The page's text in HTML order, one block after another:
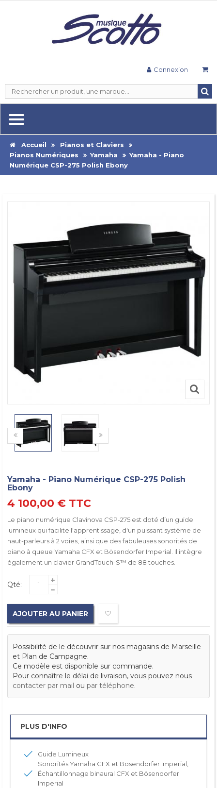
Connexion
Accueil
Pianos et Claviers
Pianos Numériques
Yamaha
Yamaha - Piano
Numérique CSP-275 Polish Ebony
Yamaha - Piano Numérique CSP-275 Polish
Ebony
4 100,00 € TTC
Le piano numérique Clavinova CSP-275 est doté d’un guide
lumineux qui facilite l'apprentissage, d'un puissant système de
haut-parleurs à 2 voies, ainsi que des fabuleuses sonorités de
piano à queue Yamaha CFX et Bösendorfer Imperial. Il intègre
également un clavier GrandTouch-S™ de 88 touches.
Qté:
AJOUTER AU PANIER
Possibilité de le découvrir sur nos magasins de Marseille
et Plan de Campagne.
Ce modèle est disponible sur commande.
Pour connaître le délai de livraison, vous pouvez nous
contacter par mail ou par téléphone.
PLUS D'INFO
Guide Lumineux
Sonorités Yamaha CFX et Bösendorfer Imperial,
Échantillonnage binaural CFX et Bösendorfer
Imperial